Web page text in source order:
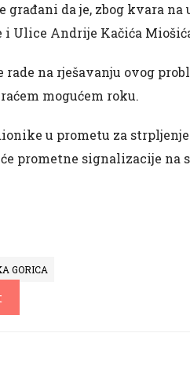
građani da je, zbog kvara
i Ulice Andrije Kačića
rade na rješavanju ovog
mogućem roku.
u prometu za
prometne signalizacije na
GORICA